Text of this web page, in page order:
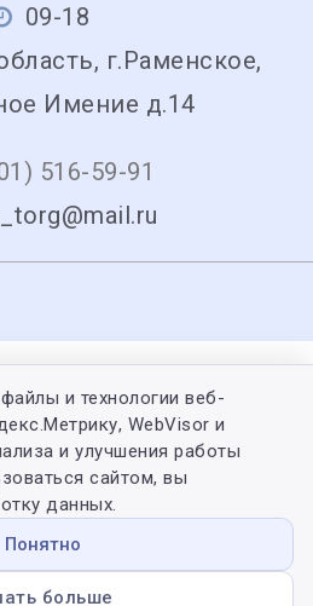
09-18
г.Раменское,
Имение д.14
516-59-91
и технологии веб-
WebVisor и
и улучшения работы
сайтом, вы
данных.
Понятно
больше